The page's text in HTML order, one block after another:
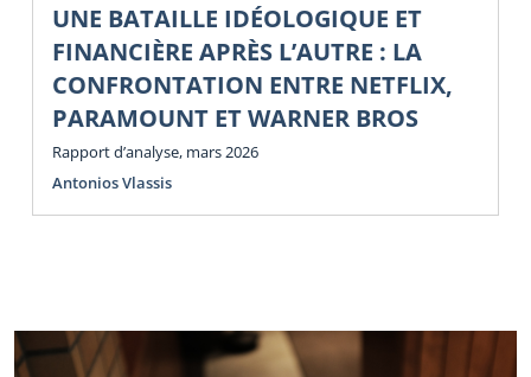
UNE BATAILLE IDÉOLOGIQUE ET
FINANCIÈRE APRÈS L’AUTRE : LA
CONFRONTATION ENTRE NETFLIX,
PARAMOUNT ET WARNER BROS
Rapport d’analyse, mars 2026
Antonios Vlassis